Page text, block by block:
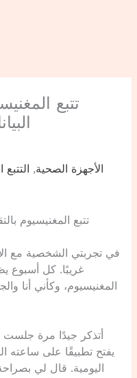
تتبع
الأجهزة الصحية,
تتبع المغنيسيوم
في تجربتي الشخصية مع
غريبًا. كل أسبوع
المغنيسيوم، وكأني أنا
أتذكر جيدًا مرة
يفتح تطبيقًا على ساعته
اليومية. قال لي